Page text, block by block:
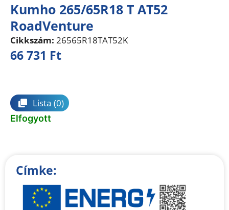
Kumho 265/65R18 T AT52
RoadVenture
Cikkszám: 26565R18TAT52K
66 731 Ft
Lista (0)
Elfogyott
Címke: